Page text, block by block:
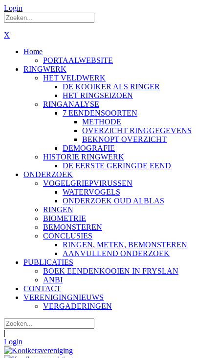
Login
X
Home
PORTAALWEBSITE
RINGWERK
HET VELDWERK
DE KOOIKER ALS RINGER
HET RINGSEIZOEN
RINGANALYSE
7 EENDENSOORTEN
METHODE
OVERZICHT RINGGEGEVENS
BEKNOPT OVERZICHT
DEMOGRAFIE
HISTORIE RINGWERK
DE EERSTE GERINGDE EEND
ONDERZOEK
VOGELGRIEPVIRUSSEN
WATERVOGELS
ONDERZOEK OUD ALBLAS
RINGEN
BIOMETRIE
BEMONSTEREN
CONCLUSIES
RINGEN, METEN, BEMONSTEREN
AANVULLEND ONDERZOEK
PUBLICATIES
BOEK EENDENKOOIEN IN FRYSLAN
ANBI
CONTACT
VERENIGINGNIEUWS
VERGADERINGEN
|
Login